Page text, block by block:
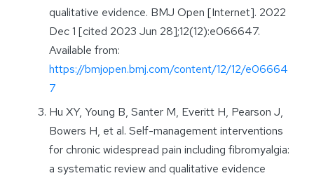
qualitative evidence. BMJ Open [Internet]. 2022
Dec 1 [cited 2023 Jun 28];12(12):e066647.
Available from:
https://bmjopen.bmj.com/content/12/12/e06664
7
Hu XY, Young B, Santer M, Everitt H, Pearson J,
Bowers H, et al. Self-management interventions
for chronic widespread pain including fibromyalgia:
a systematic review and qualitative evidence